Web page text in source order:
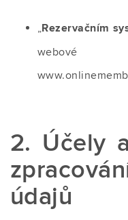
„Rezervačním
2. Účely
údajů